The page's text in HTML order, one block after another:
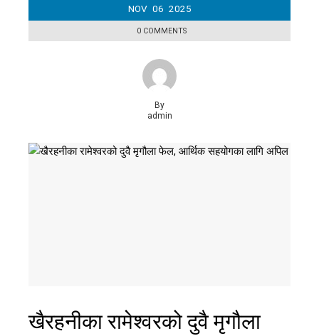
NOV 06 2025
0 COMMENTS
By
admin
खैरहनीका रामेश्वरको दुवै मृगौला